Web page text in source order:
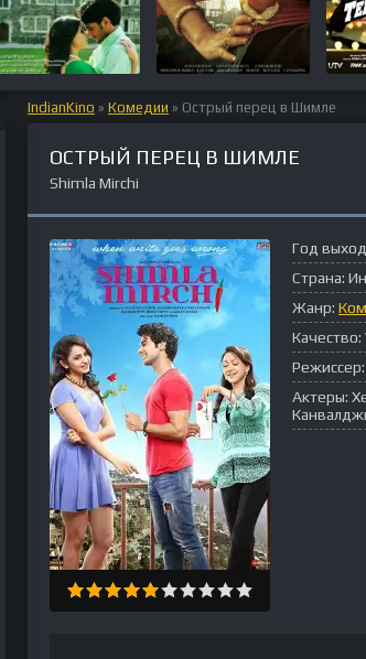
IndianKino » Комедии » Острый перец в Шимле
ОСТРЫЙ ПЕРЕЦ В ШИМЛЕ
Shimla Mirchi
Год
Страна:
Жанр:
Качество:
Режиссер:
Актеры: